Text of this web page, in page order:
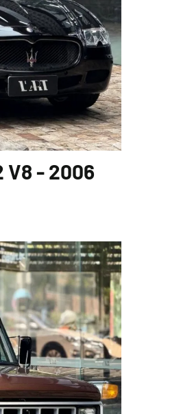
V8 - 2006